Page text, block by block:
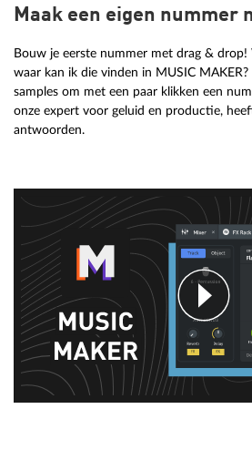
Maak een eigen nummer
Bouw je eerste nummer met drag &
waar kan ik die vinden in MUSIC
samples om met een paar klikken een
onze expert voor geluid en productie,
antwoorden.